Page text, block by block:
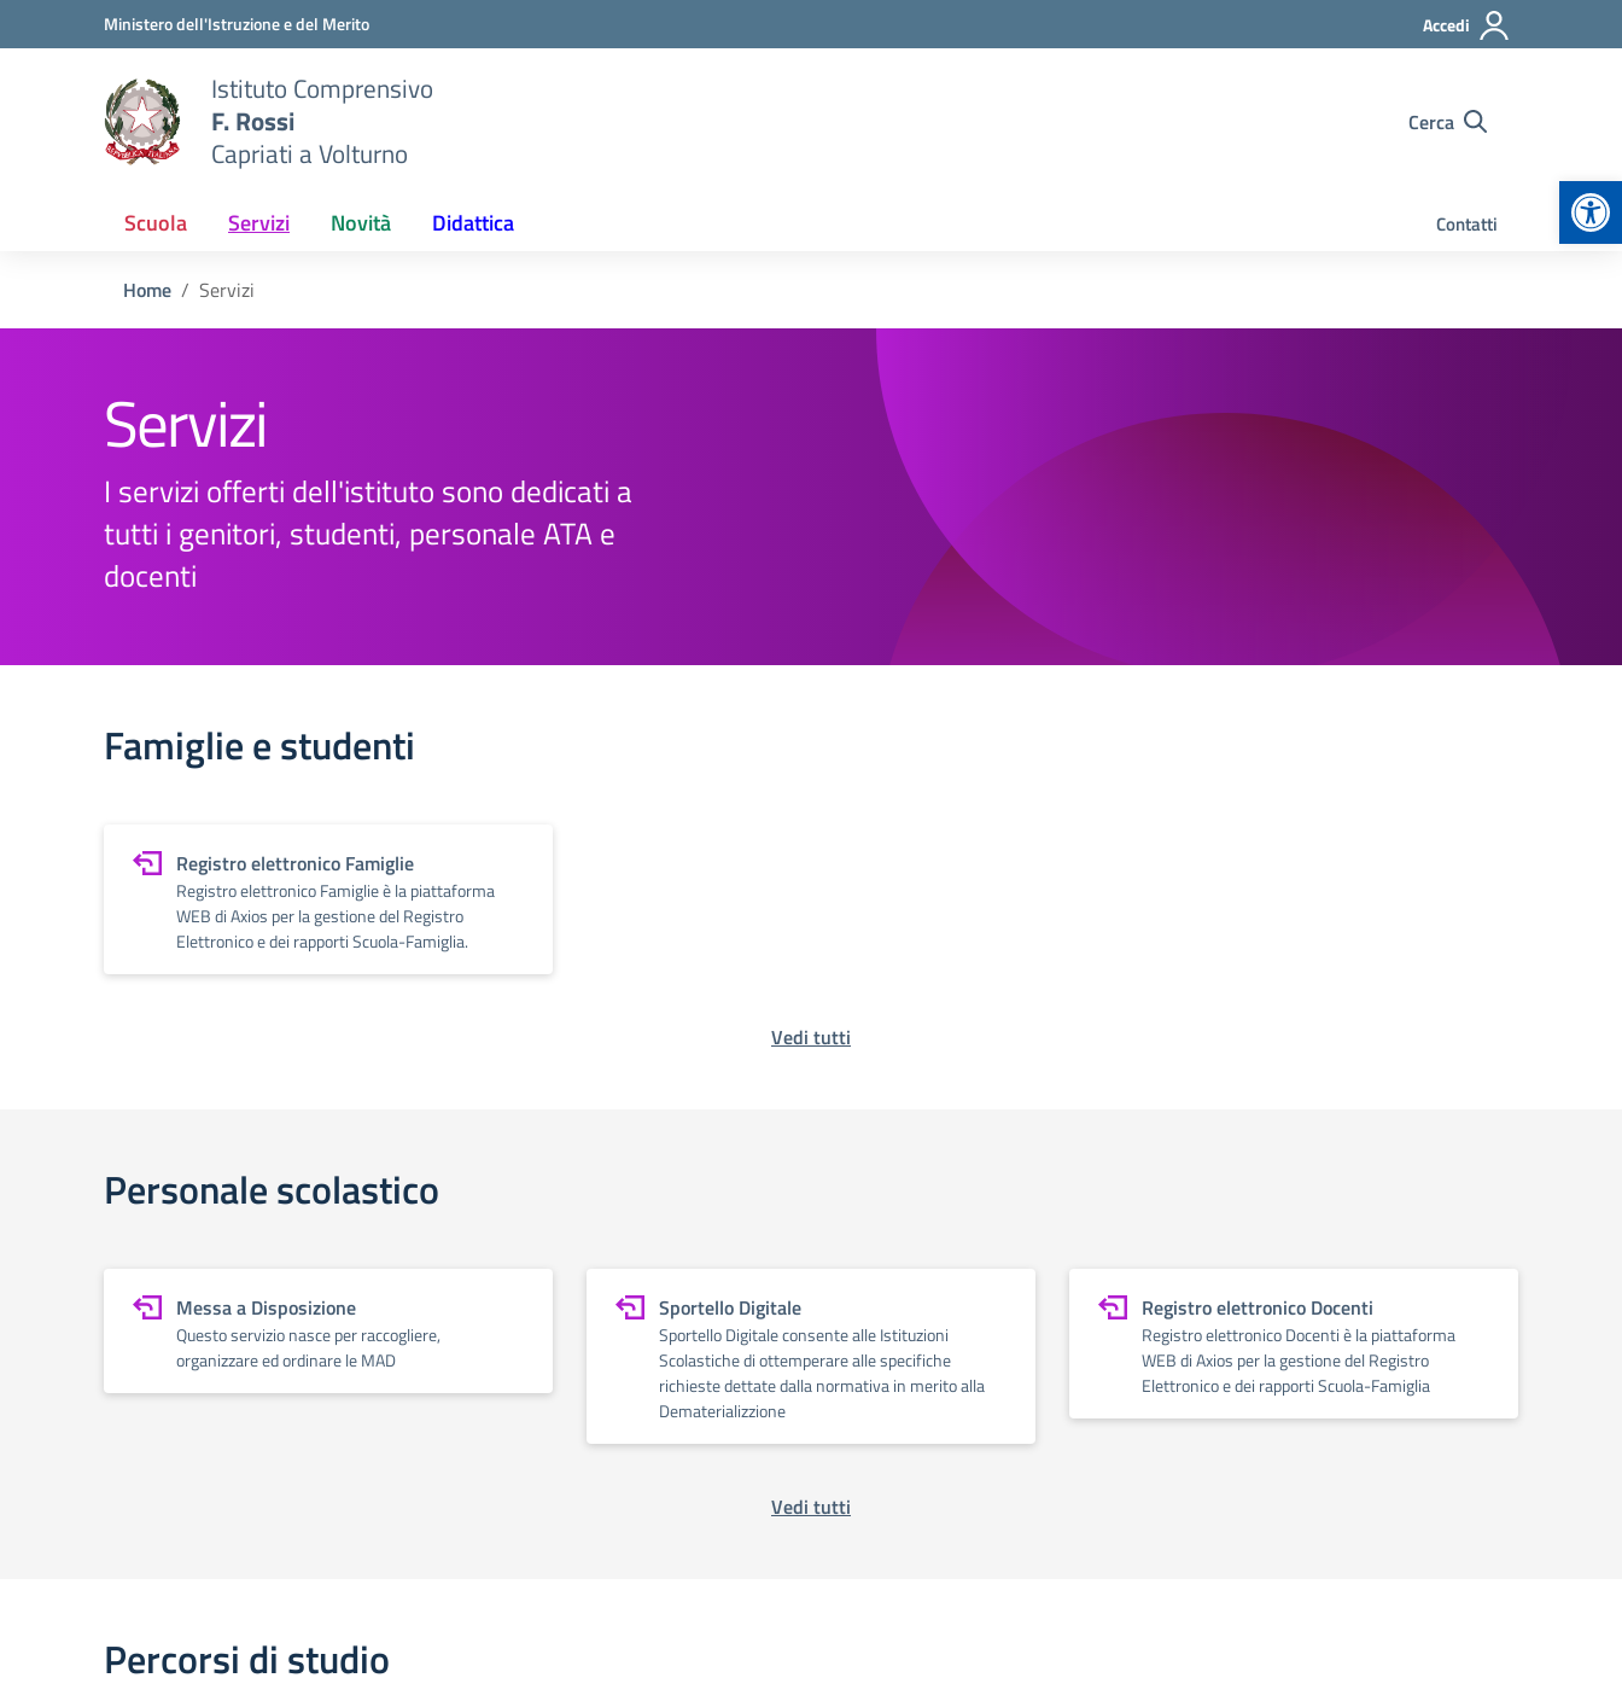
Vai ai contenuti
Vai al menu di navigazioneMinistero dell'Istruzione e del Merito Accedi
Istituto Comprensivo
F. Rossi
Capriati a Volturno
Cerca
Scuola Servizi Novità Didattica Contatti
Home Servizi
Servizi
I servizi offerti dell'istituto sono dedicati a
tutti i genitori, studenti, personale ATA e
docenti
Famiglie e studenti
Registro elettronico Famiglie
Registro elettronico Famiglie è la piattaforma
WEB di Axios per la gestione del Registro
Elettronico e dei rapporti Scuola-Famiglia.
Vedi tutti
Personale scolastico
Messa a Disposizione
Questo servizio nasce per raccogliere,
organizzare ed ordinare le MAD
Sportello Digitale
Sportello Digitale consente alle Istituzioni
Scolastiche di ottemperare alle specifiche
richieste dettate dalla normativa in merito alla
Dematerializzione
Registro elettronico Docenti
Registro elettronico Docenti è la piattaforma
WEB di Axios per la gestione del Registro
Elettronico e dei rapporti Scuola-Famiglia
Vedi tutti
Percorsi di studio